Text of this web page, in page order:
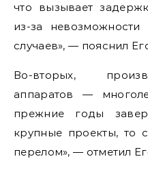
что вызывает
из-за
случаев», — пояснил
Во-вторых,
аппаратов —
прежние годы
крупные проекты, то
перелом», — отметил